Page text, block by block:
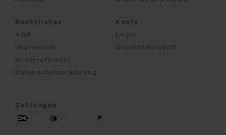
Rechtliches
AGB
Impressum
Widerrufsrecht
Datenschutzerklärung
Konto
Login
Studentenrabatt
Zahlungen